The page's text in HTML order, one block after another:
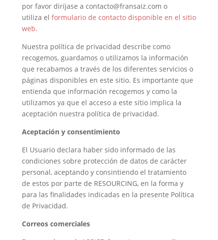
por favor diríjase a contacto@fransaiz.com o
utiliza el formulario de contacto disponible en el sitio
web.
Nuestra política de privacidad describe como
recogemos, guardamos o utilizamos la información
que recabamos a través de los diferentes servicios o
páginas disponibles en este sitio. Es importante que
entienda que información recogemos y como la
utilizamos ya que el acceso a este sitio implica la
aceptación nuestra política de privacidad.
Aceptación y consentimiento
El Usuario declara haber sido informado de las
condiciones sobre protección de datos de carácter
personal, aceptando y consintiendo el tratamiento
de estos por parte de RESOURCING, en la forma y
para las finalidades indicadas en la presente Política
de Privacidad.
Correos comerciales